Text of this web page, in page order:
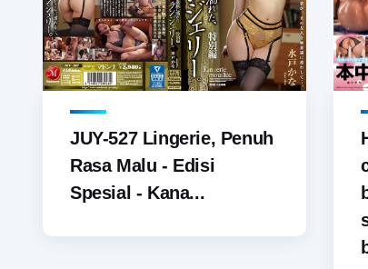
JUY-527 Lingerie, Penuh
Rasa Malu - Edisi
Spesial - Kana...